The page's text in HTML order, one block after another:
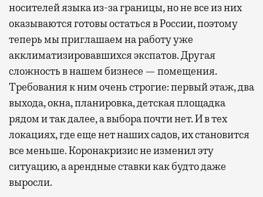
носителей языка из-за границы, но не все из них
оказываются готовы остаться в России, поэтому
теперь мы приглашаем на работу уже
акклиматизировавшихся экспатов. Другая
сложность в нашем бизнесе — помещения.
Требования к ним очень строгие: первый этаж, два
выхода, окна, планировка, детская площадка
рядом и так далее, а выбора почти нет. И в тех
локациях, где еще нет наших садов, их становится
все меньше. Коронакризис не изменил эту
ситуацию, а арендные ставки как будто даже
выросли.